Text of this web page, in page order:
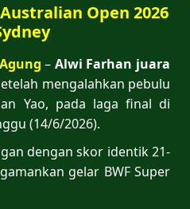
Open 2026
– Alwi Farhan juara
mengalahkan pebulu
Yao, pada laga final di
(14/6/2026).
dengan skor identik 21-
gelar BWF Super